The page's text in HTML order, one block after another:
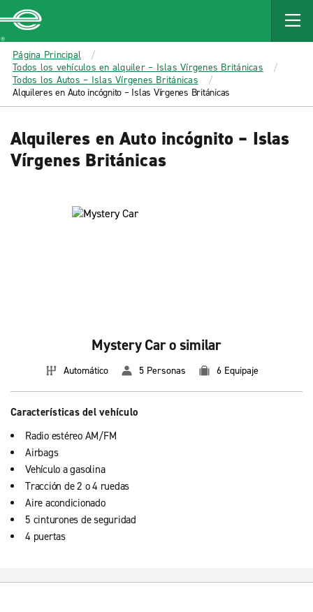
MAIN
CONTENT
Enterprise
Página Principal
Todos los vehículos en alquiler – Islas Vírgenes Británicas
Todos los Autos – Islas Vírgenes Británicas
Alquileres en Auto incógnito – Islas Vírgenes Británicas
Alquileres en Auto incógnito – Islas
Vírgenes Británicas
Mystery Car o similar
Automático 5 Personas 6 Equipaje
Características del vehículo
Radio estéreo AM/FM
Airbags
Vehículo a gasolina
Tracción de 2 o 4 ruedas
Aire acondicionado
5 cinturones de seguridad
4 puertas